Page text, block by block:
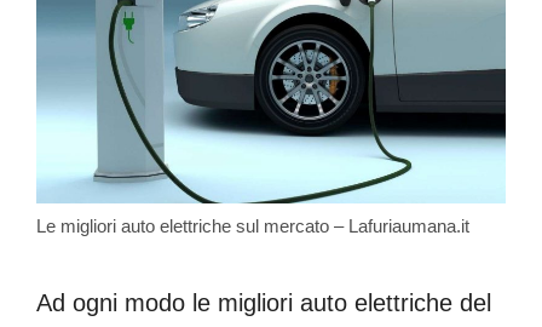
Le migliori auto elettriche sul mercato – Lafuriaumana.it
Ad ogni modo le migliori auto elettriche del